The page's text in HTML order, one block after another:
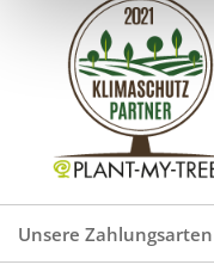
Unsere Zahlungsarten